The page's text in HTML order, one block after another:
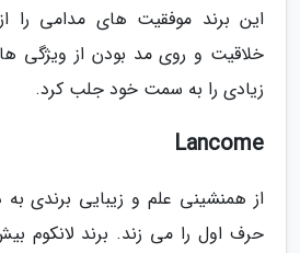
این برند موفقیت های مدامی را
خلاقیت و روی مد بودن از ویژگی
زیادی را به سمت خود جلب کرد.
Lancome
از همنشینی علم و زیبایی برندی به